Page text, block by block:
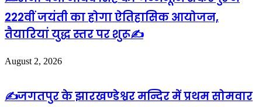
222वीं जयंती का होगा ऐतिहासिक आयोजन,
तैयारियां युद्ध स्तर पर शुरू✍️
August 2, 2026
✍️जगतपुर के झारखण्डेश्वर मन्दिर में प्रथम सोमवार